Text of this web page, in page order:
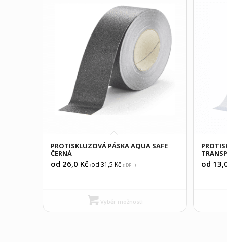
PROTISKLUZOVÁ PÁSKA AQUA SAFE
ČERNÁ
od 26,0 Kč (od 31,5 Kčs DPH)
Výběr možností
od